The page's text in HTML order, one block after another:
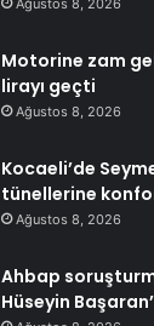
Motorine zam
lirayı geçti
Ağustos 8, 2026
Kocaeli’de
tünellerine
Ağustos 8, 2026
Ahbap
Hüseyin